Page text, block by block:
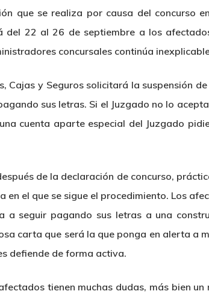
que se realiza por causa del concurso
del 22 al 26 de septiembre a los
concursales continúa
Cajas y Seguros solicitará la suspensión
sus letras. Si el Juzgado no lo
cuenta aparte especial del Juzgado
de la declaración de concurso,
en el que se sigue el procedimiento. Los
a seguir pagando sus letras a una
carta que será la que ponga en alerta a
defiende de forma activa.
tienen muchas dudas, más bien